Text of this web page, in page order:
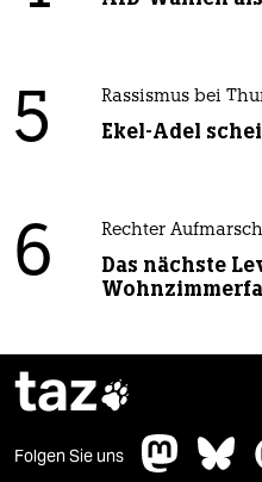
5 Rassismus bei
Ekel-Adel
6 Rechter
Das nächste
taz
Folgen Sie uns